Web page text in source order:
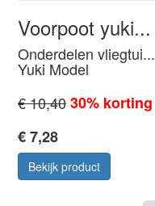
Voorpoot yuki...
Onderdelen vliegtui...
Yuki Model
€ 10,4030% korting
€ 7,28
Bekijk product